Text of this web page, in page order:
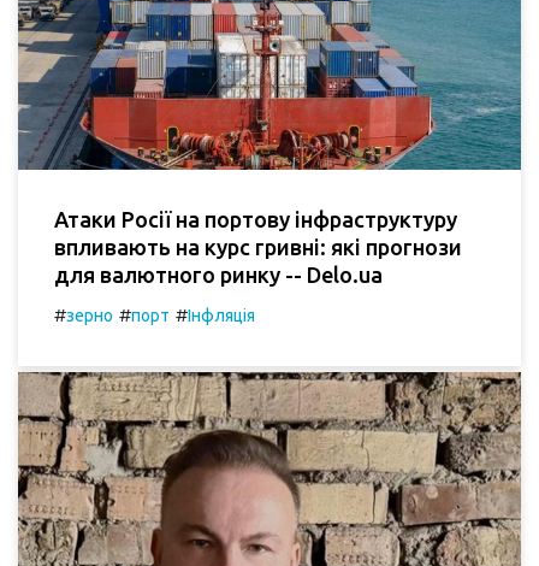
Атаки Росії на портову інфраструктуру
впливають на курс гривні: які прогнози
для валютного ринку -- Delo.ua
#зерно #порт #Інфляція